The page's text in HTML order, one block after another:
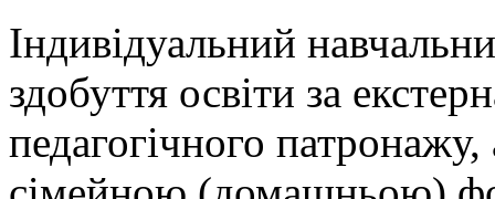
Індивідуальний
здобуття освіти за
педагогічного патронажу,